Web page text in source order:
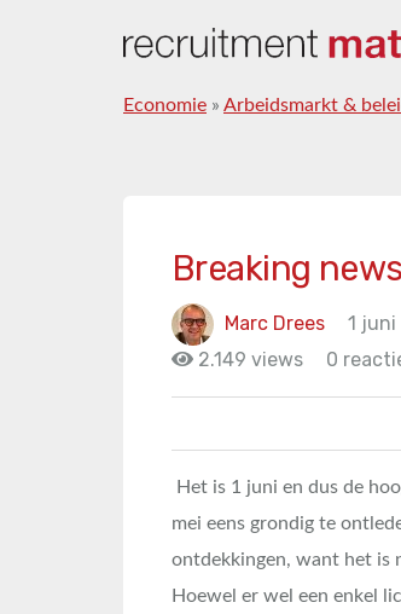
Economie » Arbeidsmarkt &
Breaking
Marc Drees 1 juni
2.149 views
0
Het is 1 juni en dus de
mei eens grondig te
ontdekkingen, want het is
Hoewel er wel een enkel